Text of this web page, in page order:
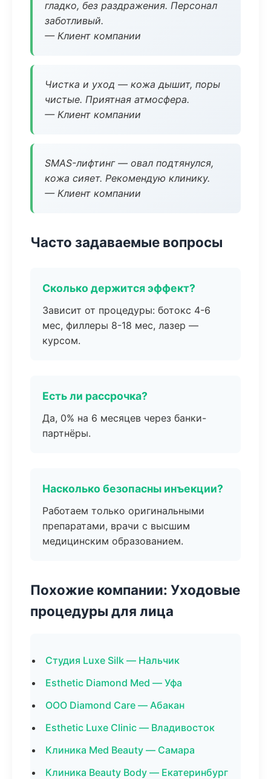
гладко, без раздражения. Персонал
заботливый.
— Клиент компании
Чистка и уход — кожа дышит, поры
чистые. Приятная атмосфера.
— Клиент компании
SMAS-лифтинг — овал подтянулся,
кожа сияет. Рекомендую клинику.
— Клиент компании
Часто задаваемые вопросы
Сколько держится эффект?
Зависит от процедуры: ботокс 4-6
мес, филлеры 8-18 мес, лазер —
курсом.
Есть ли рассрочка?
Да, 0% на 6 месяцев через банки-
партнёры.
Насколько безопасны инъекции?
Работаем только оригинальными
препаратами, врачи с высшим
медицинским образованием.
Похожие компании: Уходовые
процедуры для лица
Студия Luxe Silk — Нальчик
Esthetic Diamond Med — Уфа
ООО Diamond Care — Абакан
Esthetic Luxe Clinic — Владивосток
Клиника Med Beauty — Самара
Клиника Beauty Body — Екатеринбург